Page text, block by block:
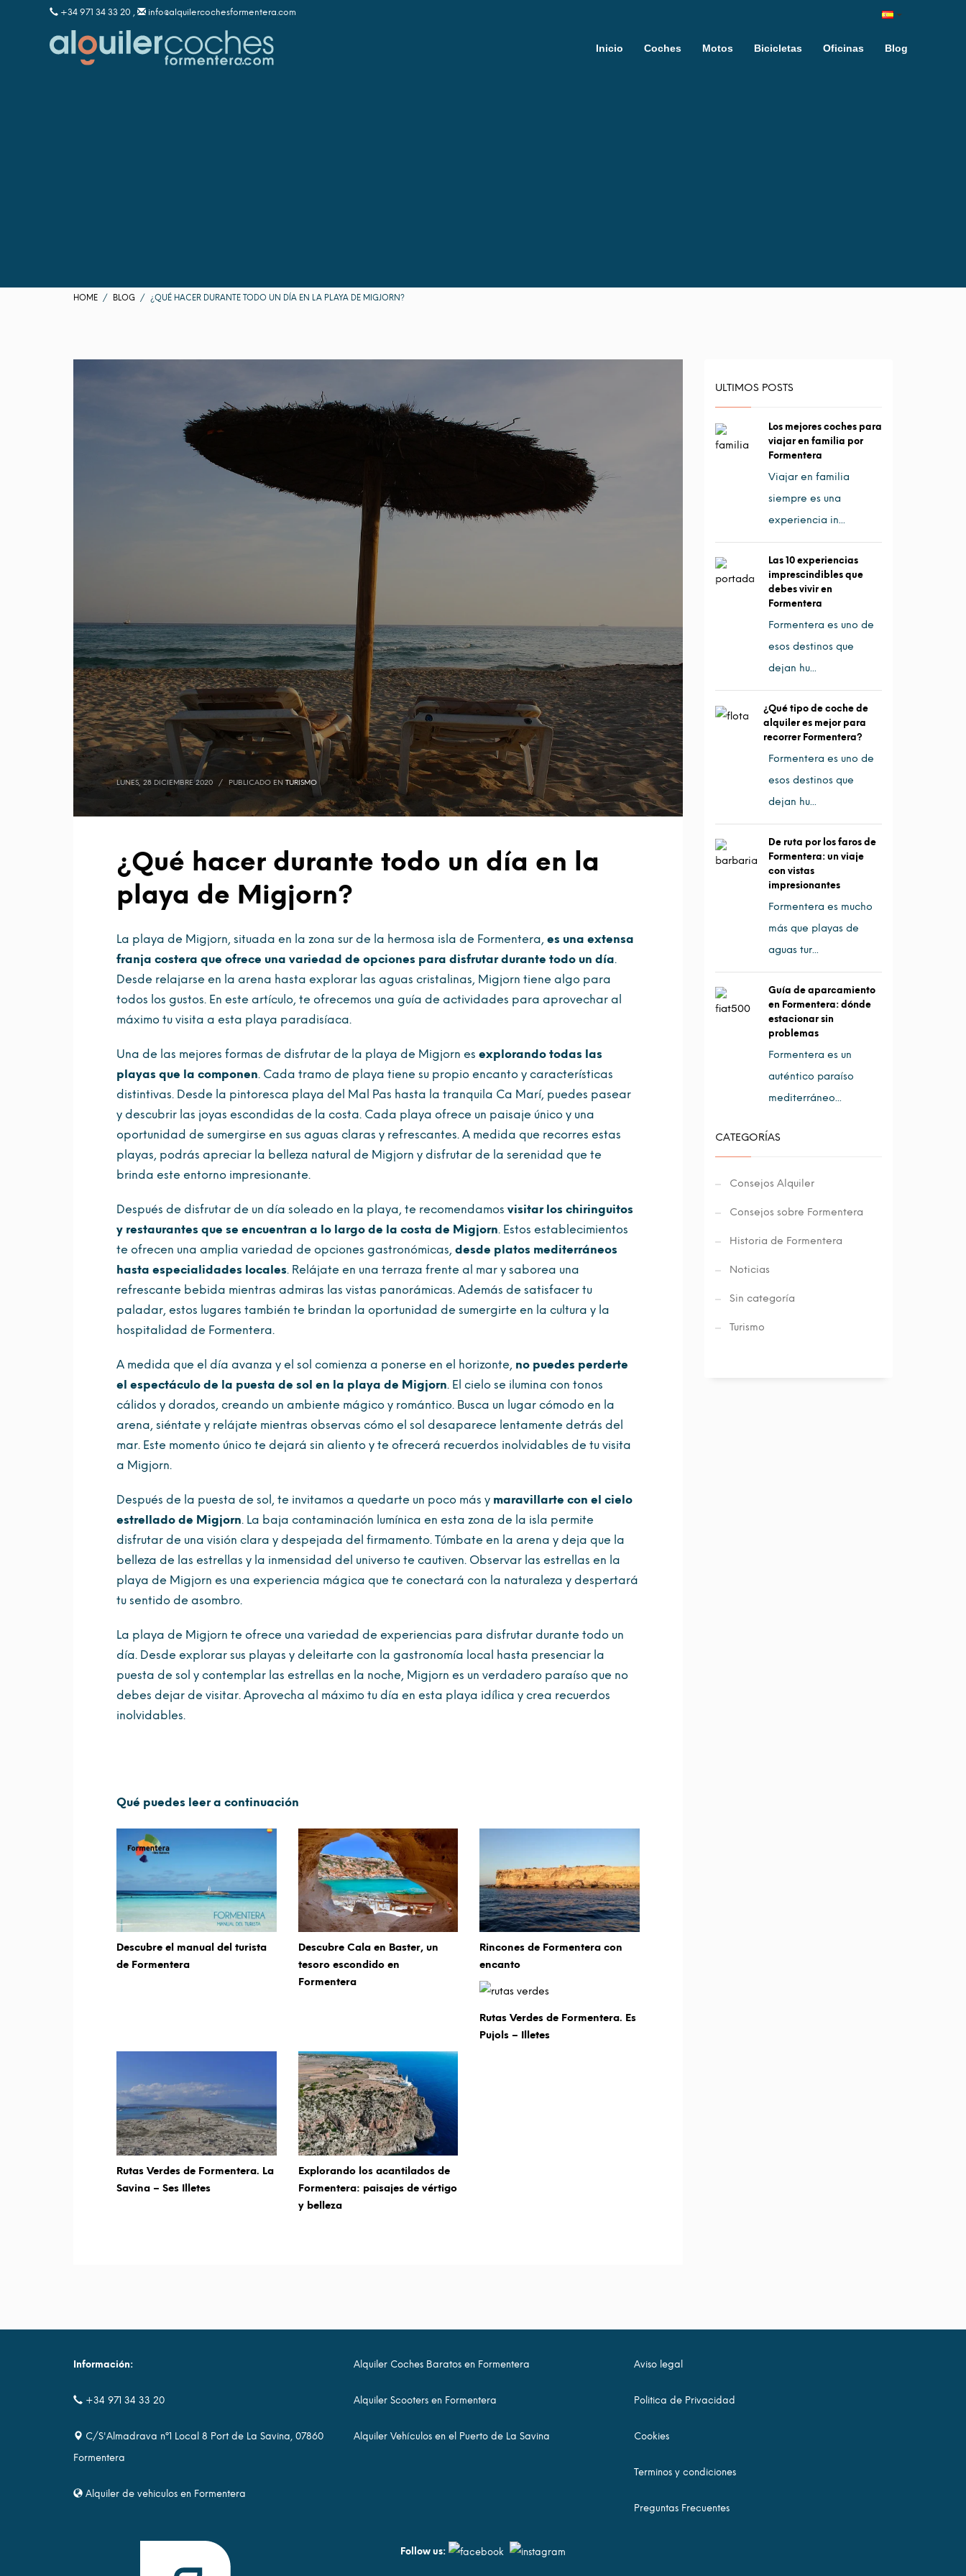
+34 971 34 33 20 , info@alquilercochesformentera.com
Inicio Coches Motos Bicicletas Oficinas Blog
HOME BLOG ¿QUÉ HACER DURANTE TODO UN DÍA EN LA PLAYA DE MIGJORN?
LUNES, 28 DICIEMBRE 2020 / PUBLICADO EN TURISMO
¿Qué hacer durante todo un día en la
playa de Migjorn?
La playa de Migjorn, situada en la zona sur de la hermosa isla de Formentera, es una extensa
franja costera que ofrece una variedad de opciones para disfrutar durante todo un día.
Desde relajarse en la arena hasta explorar las aguas cristalinas, Migjorn tiene algo para
todos los gustos. En este artículo, te ofrecemos una guía de actividades para aprovechar al
máximo tu visita a esta playa paradisíaca.
Una de las mejores formas de disfrutar de la playa de Migjorn es explorando todas las
playas que la componen. Cada tramo de playa tiene su propio encanto y características
distintivas. Desde la pintoresca playa del Mal Pas hasta la tranquila Ca Marí, puedes pasear
y descubrir las joyas escondidas de la costa. Cada playa ofrece un paisaje único y una
oportunidad de sumergirse en sus aguas claras y refrescantes. A medida que recorres estas
playas, podrás apreciar la belleza natural de Migjorn y disfrutar de la serenidad que te
brinda este entorno impresionante.
Después de disfrutar de un día soleado en la playa, te recomendamos visitar los chiringuitos
y restaurantes que se encuentran a lo largo de la costa de Migjorn. Estos establecimientos
te ofrecen una amplia variedad de opciones gastronómicas, desde platos mediterráneos
hasta especialidades locales. Relájate en una terraza frente al mar y saborea una
refrescante bebida mientras admiras las vistas panorámicas. Además de satisfacer tu
paladar, estos lugares también te brindan la oportunidad de sumergirte en la cultura y la
hospitalidad de Formentera.
A medida que el día avanza y el sol comienza a ponerse en el horizonte, no puedes perderte
el espectáculo de la puesta de sol en la playa de Migjorn. El cielo se ilumina con tonos
cálidos y dorados, creando un ambiente mágico y romántico. Busca un lugar cómodo en la
arena, siéntate y relájate mientras observas cómo el sol desaparece lentamente detrás del
mar. Este momento único te dejará sin aliento y te ofrecerá recuerdos inolvidables de tu visita
a Migjorn.
Después de la puesta de sol, te invitamos a quedarte un poco más y maravillarte con el cielo
estrellado de Migjorn. La baja contaminación lumínica en esta zona de la isla permite
disfrutar de una visión clara y despejada del firmamento. Túmbate en la arena y deja que la
belleza de las estrellas y la inmensidad del universo te cautiven. Observar las estrellas en la
playa de Migjorn es una experiencia mágica que te conectará con la naturaleza y despertará
tu sentido de asombro.
La playa de Migjorn te ofrece una variedad de experiencias para disfrutar durante todo un
día. Desde explorar sus playas y deleitarte con la gastronomía local hasta presenciar la
puesta de sol y contemplar las estrellas en la noche, Migjorn es un verdadero paraíso que no
debes dejar de visitar. Aprovecha al máximo tu día en esta playa idílica y crea recuerdos
inolvidables.
Qué puedes leer a continuación
Descubre el manual del turista
de Formentera
Descubre Cala en Baster, un
tesoro escondido en
Formentera
Rincones de Formentera con
encanto
Rutas Verdes de Formentera. Es
Pujols – Illetes
Rutas Verdes de Formentera. La
Savina – Ses Illetes
Explorando los acantilados de
Formentera: paisajes de vértigo
y belleza
ULTIMOS POSTS
Los mejores coches para
viajar en familia por
Formentera
Viajar en familia
siempre es una
experiencia in...
Las 10 experiencias
imprescindibles que
debes vivir en
Formentera
Formentera es uno de
esos destinos que
dejan hu...
¿Qué tipo de coche de
alquiler es mejor para
recorrer Formentera?
Formentera es uno de
esos destinos que
dejan hu...
De ruta por los faros de
Formentera: un viaje
con vistas
impresionantes
Formentera es mucho
más que playas de
aguas tur...
Guía de aparcamiento
en Formentera: dónde
estacionar sin
problemas
Formentera es un
auténtico paraíso
mediterráneo...
CATEGORÍAS
Consejos Alquiler
Consejos sobre Formentera
Historia de Formentera
Noticias
Sin categoría
Turismo
Información:
+34 971 34 33 20
C/S'Almadrava nº1 Local 8 Port de La Savina, 07860
Formentera
Alquiler de vehiculos en Formentera
Alquiler Coches Baratos en Formentera
Alquiler Scooters en Formentera
Alquiler Vehículos en el Puerto de La Savina
Aviso legal
Politica de Privacidad
Cookies
Terminos y condiciones
Preguntas Frecuentes
Follow us: